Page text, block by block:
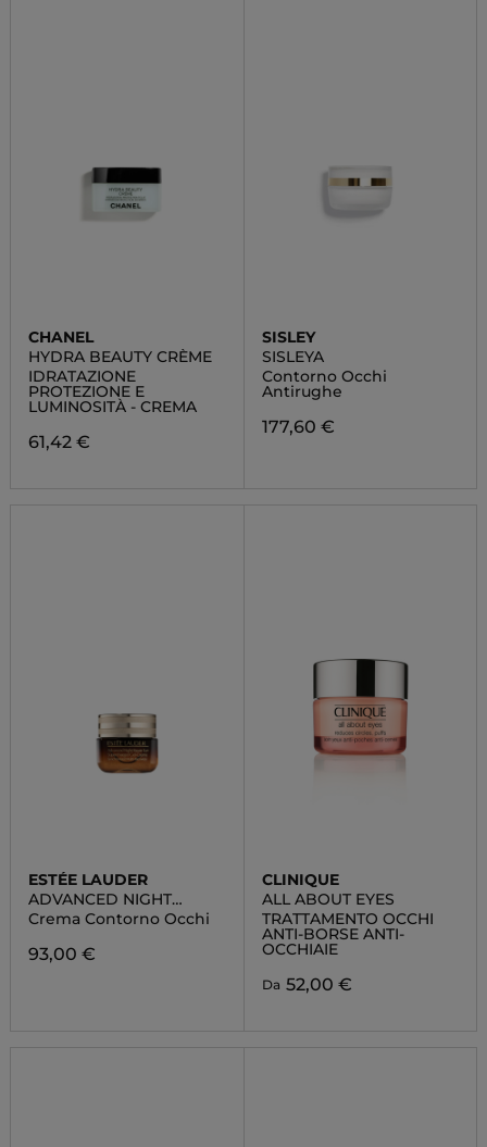
CHANEL
HYDRA BEAUTY CRÈME
IDRATAZIONE
PROTEZIONE E
LUMINOSITÀ - CREMA
61,42 €
SISLEY
SISLEYA
Contorno Occhi
Antirughe
177,60 €
ESTÉE LAUDER
ADVANCED NIGHT
REPAIR EYE GEL CREAM
Crema Contorno Occhi
93,00 €
CLINIQUE
ALL ABOUT EYES
TRATTAMENTO OCCHI
ANTI-BORSE ANTI-
OCCHIAIE
Da 52,00 €